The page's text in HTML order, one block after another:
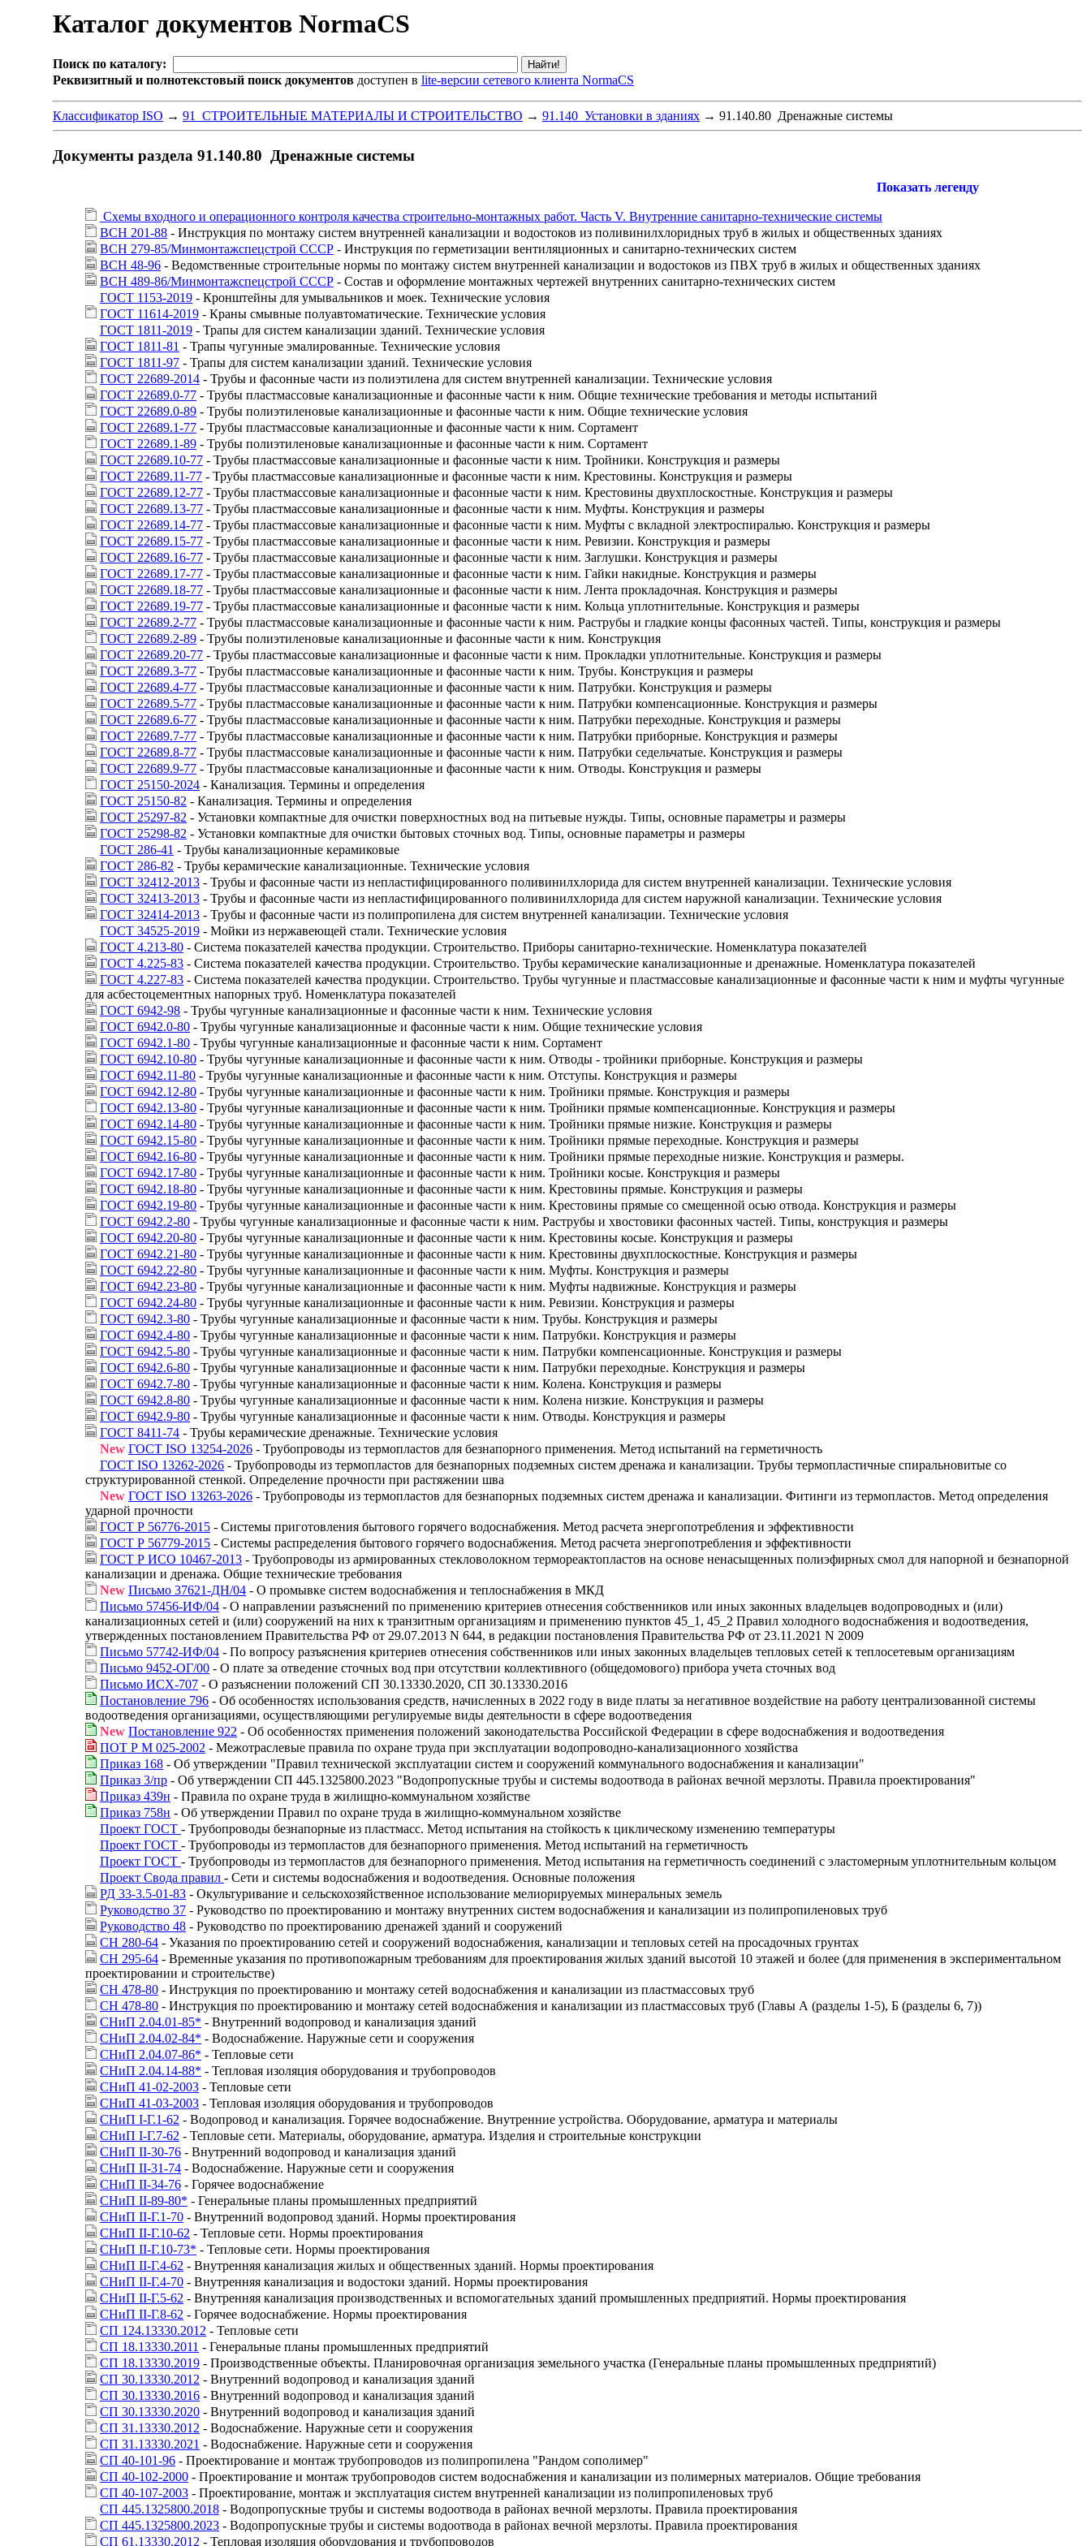
Каталог документов NormaCS
Поиск по каталогу:
Реквизитный и полнотекстовый поиск документов доступен в lite-версии сетевого клиента NormaCS
Классификатор ISO → 91 СТРОИТЕЛЬНЫЕ МАТЕРИАЛЫ И СТРОИТЕЛЬСТВО → 91.140 Установки в зданиях → 91.140.80 Дренажные системы
Документы раздела 91.140.80 Дренажные системы
Показать легенду
Схемы входного и операционного контроля качества строительно-монтажных работ. Часть V. Внутренние санитарно-технические системы
ВСН 201-88 - Инструкция по монтажу систем внутренней канализации и водостоков из поливинилхлоридных труб в жилых и общественных зданиях
ВСН 279-85/Минмонтажспецстрой СССР - Инструкция по герметизации вентиляционных и санитарно-технических систем
ВСН 48-96 - Ведомственные строительные нормы по монтажу систем внутренней канализации и водостоков из ПВХ труб в жилых и общественных зданиях
ВСН 489-86/Минмонтажспецстрой СССР - Состав и оформление монтажных чертежей внутренних санитарно-технических систем
ГОСТ 1153-2019 - Кронштейны для умывальников и моек. Технические условия
ГОСТ 11614-2019 - Краны смывные полуавтоматические. Технические условия
ГОСТ 1811-2019 - Трапы для систем канализации зданий. Технические условия
ГОСТ 1811-81 - Трапы чугунные эмалированные. Технические условия
ГОСТ 1811-97 - Трапы для систем канализации зданий. Технические условия
ГОСТ 22689-2014 - Трубы и фасонные части из полиэтилена для систем внутренней канализации. Технические условия
ГОСТ 22689.0-77 - Трубы пластмассовые канализационные и фасонные части к ним. Общие технические требования и методы испытаний
ГОСТ 22689.0-89 - Трубы полиэтиленовые канализационные и фасонные части к ним. Общие технические условия
ГОСТ 22689.1-77 - Трубы пластмассовые канализационные и фасонные части к ним. Сортамент
ГОСТ 22689.1-89 - Трубы полиэтиленовые канализационные и фасонные части к ним. Сортамент
ГОСТ 22689.10-77 - Трубы пластмассовые канализационные и фасонные части к ним. Тройники. Конструкция и размеры
ГОСТ 22689.11-77 - Трубы пластмассовые канализационные и фасонные части к ним. Крестовины. Конструкция и размеры
ГОСТ 22689.12-77 - Трубы пластмассовые канализационные и фасонные части к ним. Крестовины двухплоскостные. Конструкция и размеры
ГОСТ 22689.13-77 - Трубы пластмассовые канализационные и фасонные части к ним. Муфты. Конструкция и размеры
ГОСТ 22689.14-77 - Трубы пластмассовые канализационные и фасонные части к ним. Муфты с вкладной электроспиралью. Конструкция и размеры
ГОСТ 22689.15-77 - Трубы пластмассовые канализационные и фасонные части к ним. Ревизии. Конструкция и размеры
ГОСТ 22689.16-77 - Трубы пластмассовые канализационные и фасонные части к ним. Заглушки. Конструкция и размеры
ГОСТ 22689.17-77 - Трубы пластмассовые канализационные и фасонные части к ним. Гайки накидные. Конструкция и размеры
ГОСТ 22689.18-77 - Трубы пластмассовые канализационные и фасонные части к ним. Лента прокладочная. Конструкция и размеры
ГОСТ 22689.19-77 - Трубы пластмассовые канализационные и фасонные части к ним. Кольца уплотнительные. Конструкция и размеры
ГОСТ 22689.2-77 - Трубы пластмассовые канализационные и фасонные части к ним. Раструбы и гладкие концы фасонных частей. Типы, конструкция и размеры
ГОСТ 22689.2-89 - Трубы полиэтиленовые канализационные и фасонные части к ним. Конструкция
ГОСТ 22689.20-77 - Трубы пластмассовые канализационные и фасонные части к ним. Прокладки уплотнительные. Конструкция и размеры
ГОСТ 22689.3-77 - Трубы пластмассовые канализационные и фасонные части к ним. Трубы. Конструкция и размеры
ГОСТ 22689.4-77 - Трубы пластмассовые канализационные и фасонные части к ним. Патрубки. Конструкция и размеры
ГОСТ 22689.5-77 - Трубы пластмассовые канализационные и фасонные части к ним. Патрубки компенсационные. Конструкция и размеры
ГОСТ 22689.6-77 - Трубы пластмассовые канализационные и фасонные части к ним. Патрубки переходные. Конструкция и размеры
ГОСТ 22689.7-77 - Трубы пластмассовые канализационные и фасонные части к ним. Патрубки приборные. Конструкция и размеры
ГОСТ 22689.8-77 - Трубы пластмассовые канализационные и фасонные части к ним. Патрубки седельчатые. Конструкция и размеры
ГОСТ 22689.9-77 - Трубы пластмассовые канализационные и фасонные части к ним. Отводы. Конструкция и размеры
ГОСТ 25150-2024 - Канализация. Термины и определения
ГОСТ 25150-82 - Канализация. Термины и определения
ГОСТ 25297-82 - Установки компактные для очистки поверхностных вод на питьевые нужды. Типы, основные параметры и размеры
ГОСТ 25298-82 - Установки компактные для очистки бытовых сточных вод. Типы, основные параметры и размеры
ГОСТ 286-41 - Трубы канализационные керамиковые
ГОСТ 286-82 - Трубы керамические канализационные. Технические условия
ГОСТ 32412-2013 - Трубы и фасонные части из непластифицированного поливинилхлорида для систем внутренней канализации. Технические условия
ГОСТ 32413-2013 - Трубы и фасонные части из непластифицированного поливинилхлорида для систем наружной канализации. Технические условия
ГОСТ 32414-2013 - Трубы и фасонные части из полипропилена для систем внутренней канализации. Технические условия
ГОСТ 34525-2019 - Мойки из нержавеющей стали. Технические условия
ГОСТ 4.213-80 - Система показателей качества продукции. Строительство. Приборы санитарно-технические. Номенклатура показателей
ГОСТ 4.225-83 - Система показателей качества продукции. Строительство. Трубы керамические канализационные и дренажные. Номенклатура показателей
ГОСТ 4.227-83 - Система показателей качества продукции. Строительство. Трубы чугунные и пластмассовые канализационные и фасонные части к ним и муфты чугунные
для асбестоцементных напорных труб. Номенклатура показателей
ГОСТ 6942-98 - Трубы чугунные канализационные и фасонные части к ним. Технические условия
ГОСТ 6942.0-80 - Трубы чугунные канализационные и фасонные части к ним. Общие технические условия
ГОСТ 6942.1-80 - Трубы чугунные канализационные и фасонные части к ним. Сортамент
ГОСТ 6942.10-80 - Трубы чугунные канализационные и фасонные части к ним. Отводы - тройники приборные. Конструкция и размеры
ГОСТ 6942.11-80 - Трубы чугунные канализационные и фасонные части к ним. Отступы. Конструкция и размеры
ГОСТ 6942.12-80 - Трубы чугунные канализационные и фасонные части к ним. Тройники прямые. Конструкция и размеры
ГОСТ 6942.13-80 - Трубы чугунные канализационные и фасонные части к ним. Тройники прямые компенсационные. Конструкция и размеры
ГОСТ 6942.14-80 - Трубы чугунные канализационные и фасонные части к ним. Тройники прямые низкие. Конструкция и размеры
ГОСТ 6942.15-80 - Трубы чугунные канализационные и фасонные части к ним. Тройники прямые переходные. Конструкция и размеры
ГОСТ 6942.16-80 - Трубы чугунные канализационные и фасонные части к ним. Тройники прямые переходные низкие. Конструкция и размеры.
ГОСТ 6942.17-80 - Трубы чугунные канализационные и фасонные части к ним. Тройники косые. Конструкция и размеры
ГОСТ 6942.18-80 - Трубы чугунные канализационные и фасонные части к ним. Крестовины прямые. Конструкция и размеры
ГОСТ 6942.19-80 - Трубы чугунные канализационные и фасонные части к ним. Крестовины прямые со смещенной осью отвода. Конструкция и размеры
ГОСТ 6942.2-80 - Трубы чугунные канализационные и фасонные части к ним. Раструбы и хвостовики фасонных частей. Типы, конструкция и размеры
ГОСТ 6942.20-80 - Трубы чугунные канализационные и фасонные части к ним. Крестовины косые. Конструкция и размеры
ГОСТ 6942.21-80 - Трубы чугунные канализационные и фасонные части к ним. Крестовины двухплоскостные. Конструкция и размеры
ГОСТ 6942.22-80 - Трубы чугунные канализационные и фасонные части к ним. Муфты. Конструкция и размеры
ГОСТ 6942.23-80 - Трубы чугунные канализационные и фасонные части к ним. Муфты надвижные. Конструкция и размеры
ГОСТ 6942.24-80 - Трубы чугунные канализационные и фасонные части к ним. Ревизии. Конструкция и размеры
ГОСТ 6942.3-80 - Трубы чугунные канализационные и фасонные части к ним. Трубы. Конструкция и размеры
ГОСТ 6942.4-80 - Трубы чугунные канализационные и фасонные части к ним. Патрубки. Конструкция и размеры
ГОСТ 6942.5-80 - Трубы чугунные канализационные и фасонные части к ним. Патрубки компенсационные. Конструкция и размеры
ГОСТ 6942.6-80 - Трубы чугунные канализационные и фасонные части к ним. Патрубки переходные. Конструкция и размеры
ГОСТ 6942.7-80 - Трубы чугунные канализационные и фасонные части к ним. Колена. Конструкция и размеры
ГОСТ 6942.8-80 - Трубы чугунные канализационные и фасонные части к ним. Колена низкие. Конструкция и размеры
ГОСТ 6942.9-80 - Трубы чугунные канализационные и фасонные части к ним. Отводы. Конструкция и размеры
ГОСТ 8411-74 - Трубы керамические дренажные. Технические условия
New ГОСТ ISO 13254-2026 - Трубопроводы из термопластов для безнапорного применения. Метод испытаний на герметичность
ГОСТ ISO 13262-2026 - Трубопроводы из термопластов для безнапорных подземных систем дренажа и канализации. Трубы термопластичные спиральновитые со
структурированной стенкой. Определение прочности при растяжении шва
New ГОСТ ISO 13263-2026 - Трубопроводы из термопластов для безнапорных подземных систем дренажа и канализации. Фитинги из термопластов. Метод определения
ударной прочности
ГОСТ Р 56776-2015 - Системы приготовления бытового горячего водоснабжения. Метод расчета энергопотребления и эффективности
ГОСТ Р 56779-2015 - Системы распределения бытового горячего водоснабжения. Метод расчета энергопотребления и эффективности
ГОСТ Р ИСО 10467-2013 - Трубопроводы из армированных стекловолокном термореактопластов на основе ненасыщенных полиэфирных смол для напорной и безнапорной
канализации и дренажа. Общие технические требования
New Письмо 37621-ДН/04 - О промывке систем водоснабжения и теплоснабжения в МКД
Письмо 57456-ИФ/04 - О направлении разъяснений по применению критериев отнесения собственников или иных законных владельцев водопроводных и (или)
канализационных сетей и (или) сооружений на них к транзитным организациям и применению пунктов 45_1, 45_2 Правил холодного водоснабжения и водоотведения,
утвержденных постановлением Правительства РФ от 29.07.2013 N 644, в редакции постановления Правительства РФ от 23.11.2021 N 2009
Письмо 57742-ИФ/04 - По вопросу разъяснения критериев отнесения собственников или иных законных владельцев тепловых сетей к теплосетевым организациям
Письмо 9452-ОГ/00 - О плате за отведение сточных вод при отсутствии коллективного (общедомового) прибора учета сточных вод
Письмо ИСХ-707 - О разъяснении положений СП 30.13330.2020, СП 30.13330.2016
Постановление 796 - Об особенностях использования средств, начисленных в 2022 году в виде платы за негативное воздействие на работу централизованной системы
водоотведения организациями, осуществляющими регулируемые виды деятельности в сфере водоотведения
New Постановление 922 - Об особенностях применения положений законодательства Российской Федерации в сфере водоснабжения и водоотведения
ПОТ Р М 025-2002 - Межотраслевые правила по охране труда при эксплуатации водопроводно-канализационного хозяйства
Приказ 168 - Об утверждении "Правил технической эксплуатации систем и сооружений коммунального водоснабжения и канализации"
Приказ 3/пр - Об утверждении СП 445.1325800.2023 "Водопропускные трубы и системы водоотвода в районах вечной мерзлоты. Правила проектирования"
Приказ 439н - Правила по охране труда в жилищно-коммунальном хозяйстве
Приказ 758н - Об утверждении Правил по охране труда в жилищно-коммунальном хозяйстве
Проект ГОСТ - Трубопроводы безнапорные из пластмасс. Метод испытания на стойкость к циклическому изменению температуры
Проект ГОСТ - Трубопроводы из термопластов для безнапорного применения. Метод испытаний на герметичность
Проект ГОСТ - Трубопроводы из термопластов для безнапорного применения. Метод испытания на герметичность соединений с эластомерным уплотнительным кольцом
Проект Свода правил - Сети и системы водоснабжения и водоотведения. Основные положения
РД 33-3.5-01-83 - Окультуривание и сельскохозяйственное использование мелиорируемых минеральных земель
Руководство 37 - Руководство по проектированию и монтажу внутренних систем водоснабжения и канализации из полипропиленовых труб
Руководство 48 - Руководство по проектированию дренажей зданий и сооружений
СН 280-64 - Указания по проектированию сетей и сооружений водоснабжения, канализации и тепловых сетей на просадочных грунтах
СН 295-64 - Временные указания по противопожарным требованиям для проектирования жилых зданий высотой 10 этажей и более (для применения в экспериментальном
проектировании и строительстве)
СН 478-80 - Инструкция по проектированию и монтажу сетей водоснабжения и канализации из пластмассовых труб
СН 478-80 - Инструкция по проектированию и монтажу сетей водоснабжения и канализации из пластмассовых труб (Главы А (разделы 1-5), Б (разделы 6, 7))
СНиП 2.04.01-85* - Внутренний водопровод и канализация зданий
СНиП 2.04.02-84* - Водоснабжение. Наружные сети и сооружения
СНиП 2.04.07-86* - Тепловые сети
СНиП 2.04.14-88* - Тепловая изоляция оборудования и трубопроводов
СНиП 41-02-2003 - Тепловые сети
СНиП 41-03-2003 - Тепловая изоляция оборудования и трубопроводов
СНиП I-Г.1-62 - Водопровод и канализация. Горячее водоснабжение. Внутренние устройства. Оборудование, арматура и материалы
СНиП I-Г.7-62 - Тепловые сети. Материалы, оборудование, арматура. Изделия и строительные конструкции
СНиП II-30-76 - Внутренний водопровод и канализация зданий
СНиП II-31-74 - Водоснабжение. Наружные сети и сооружения
СНиП II-34-76 - Горячее водоснабжение
СНиП II-89-80* - Генеральные планы промышленных предприятий
СНиП II-Г.1-70 - Внутренний водопровод зданий. Нормы проектирования
СНиП II-Г.10-62 - Тепловые сети. Нормы проектирования
СНиП II-Г.10-73* - Тепловые сети. Нормы проектирования
СНиП II-Г.4-62 - Внутренняя канализация жилых и общественных зданий. Нормы проектирования
СНиП II-Г.4-70 - Внутренняя канализация и водостоки зданий. Нормы проектирования
СНиП II-Г.5-62 - Внутренняя канализация производственных и вспомогательных зданий промышленных предприятий. Нормы проектирования
СНиП II-Г.8-62 - Горячее водоснабжение. Нормы проектирования
СП 124.13330.2012 - Тепловые сети
СП 18.13330.2011 - Генеральные планы промышленных предприятий
СП 18.13330.2019 - Производственные объекты. Планировочная организация земельного участка (Генеральные планы промышленных предприятий)
СП 30.13330.2012 - Внутренний водопровод и канализация зданий
СП 30.13330.2016 - Внутренний водопровод и канализация зданий
СП 30.13330.2020 - Внутренний водопровод и канализация зданий
СП 31.13330.2012 - Водоснабжение. Наружные сети и сооружения
СП 31.13330.2021 - Водоснабжение. Наружные сети и сооружения
СП 40-101-96 - Проектирование и монтаж трубопроводов из полипропилена "Рандом сополимер"
СП 40-102-2000 - Проектирование и монтаж трубопроводов систем водоснабжения и канализации из полимерных материалов. Общие требования
СП 40-107-2003 - Проектирование, монтаж и эксплуатация систем внутренней канализации из полипропиленовых труб
СП 445.1325800.2018 - Водопропускные трубы и системы водоотвода в районах вечной мерзлоты. Правила проектирования
СП 445.1325800.2023 - Водопропускные трубы и системы водоотвода в районах вечной мерзлоты. Правила проектирования
СП 61.13330.2012 - Тепловая изоляция оборудования и трубопроводов